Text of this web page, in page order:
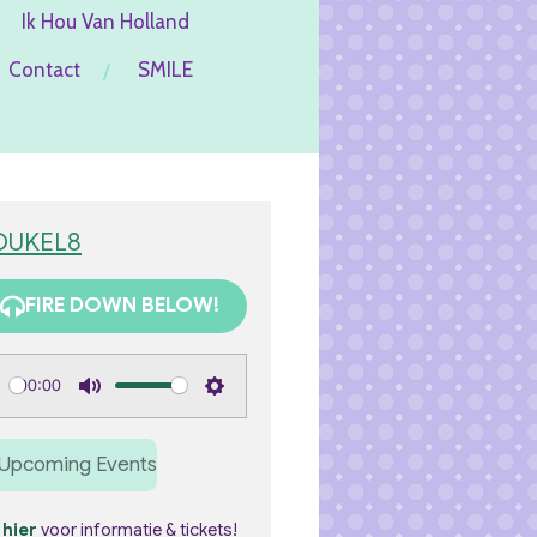
Ik Hou Van Holland
Contact
SMILE
FIRE DOWN BELOW!
00:00
M
u
t
S
Events
hier voor informatie & tickets!